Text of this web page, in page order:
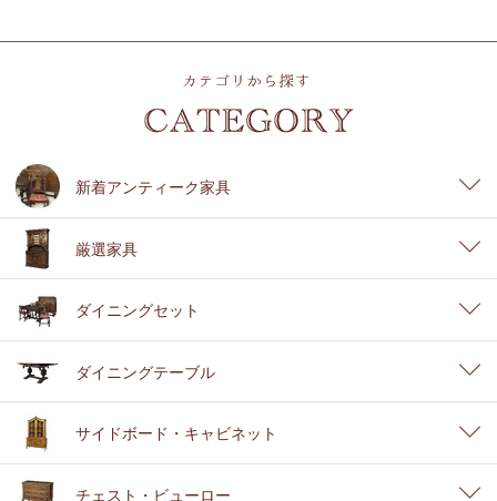
新着アンティーク家具
厳選家具
ダイニングセット
ダイニングテーブル
サイドボード・キャビネット
チェスト・ビューロー